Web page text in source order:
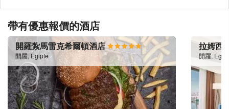
帶有優惠報價的酒店
開羅紮馬雷克希爾頓酒店
開羅, Egipte
拉姆西
開羅,